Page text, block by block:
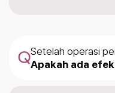
Setelah operasi
Apakah ada